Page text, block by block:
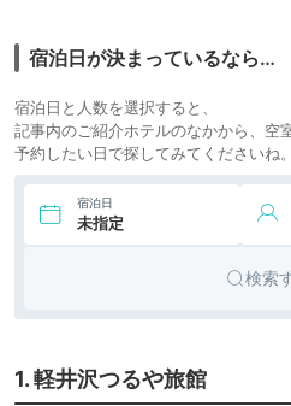
宿泊日が決まっているなら…
宿泊日と人数を選択すると、
記事内のご紹介ホテルのなかから、空
予約したい日で探してみてくださいね。
宿泊日
未指定
検索
1. 軽井沢つるや旅館